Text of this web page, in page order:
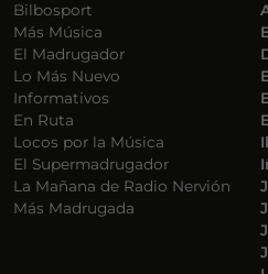
Bilbosport
Más Música
El Madrugador
Lo Más Nuevo
Informativos
En Ruta
Locos por la Música
El Supermadrugador
La Mañana de Radio Nervión
Más Madrugada